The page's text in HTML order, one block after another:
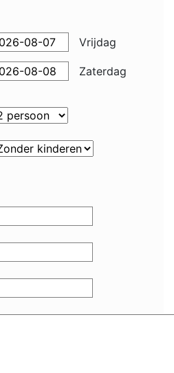
Vrijdag
Zaterdag